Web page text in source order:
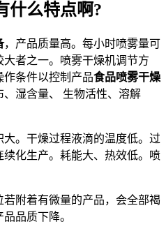
什么特点啊?
，产品质量高。每小时喷雾量可
者之一。喷雾干燥机调节方
条件以控制产品食品喷雾干燥
湿含量、 生物活性、溶解
。干燥过程液滴的温度低。过
化生产。耗能大、热效低。喷
附着有微量的产品，会全部褐
品质下降。